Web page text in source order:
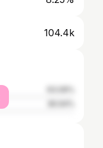
104.4k